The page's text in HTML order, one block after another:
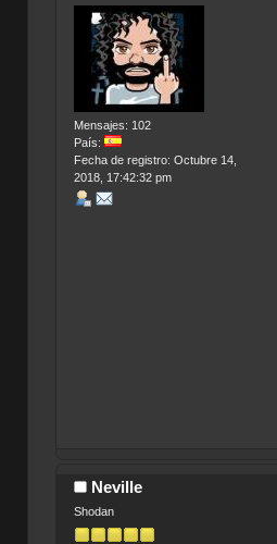
Mensajes: 102
País:
Fecha de registro: Octubre 14,
2018, 17:42:32 pm
Neville
Shodan